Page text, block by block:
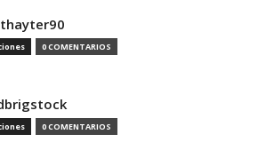
0 COMENTARIOS
0 COMENTARIOS